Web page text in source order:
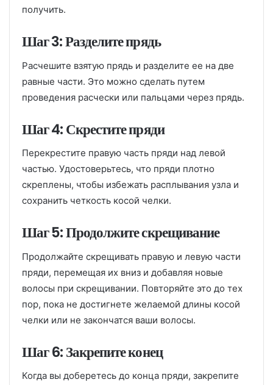
получить.
Шаг 3: Разделите прядь
Расчешите взятую прядь и разделите ее на две
равные части. Это можно сделать путем
проведения расчески или пальцами через прядь.
Шаг 4: Скрестите пряди
Перекрестите правую часть пряди над левой
частью. Удостоверьтесь, что пряди плотно
скреплены, чтобы избежать расплывания узла и
сохранить четкость косой челки.
Шаг 5: Продолжите скрещивание
Продолжайте скрещивать правую и левую части
пряди, перемещая их вниз и добавляя новые
волосы при скрещивании. Повторяйте это до тех
пор, пока не достигнете желаемой длины косой
челки или не закончатся ваши волосы.
Шаг 6: Закрепите конец
Когда вы доберетесь до конца пряди, закрепите